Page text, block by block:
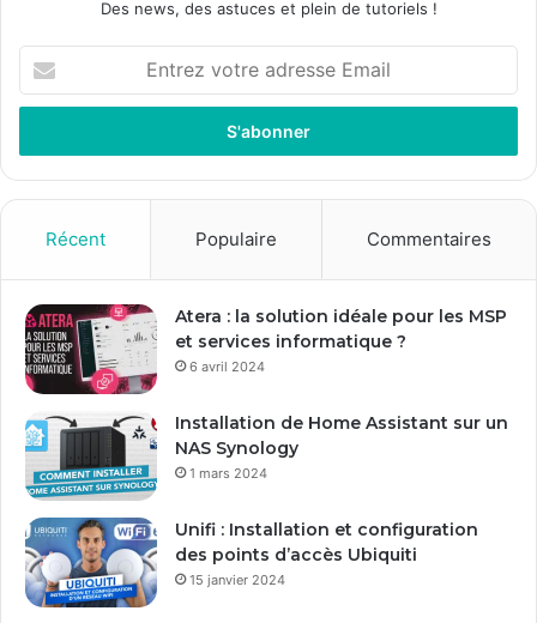
Des news, des astuces et plein de tutoriels !
votre
adresse
Récent Populaire Commentaires
Atera : la solution idéale pour les MSP
et services informatique ?
6 avril 2024
Installation de Home Assistant sur un
NAS Synology
1 mars 2024
Unifi : Installation et configuration
des points d’accès Ubiquiti
15 janvier 2024